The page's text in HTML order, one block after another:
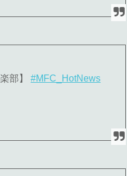
部】#MFC_HotNews